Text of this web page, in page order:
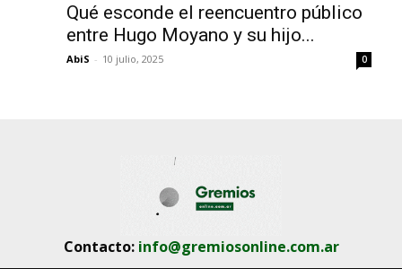
Qué esconde el reencuentro público
entre Hugo Moyano y su hijo...
AbiS - 10 julio, 2025 0
Contacto: info@gremiosonline.com.ar